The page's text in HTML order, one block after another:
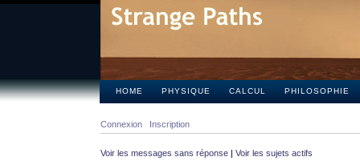
HOME PHYSIQUE CALCUL PHILOSOPHIE
Connexion Inscription
Voir les messages sans réponse | Voir les sujets actifs